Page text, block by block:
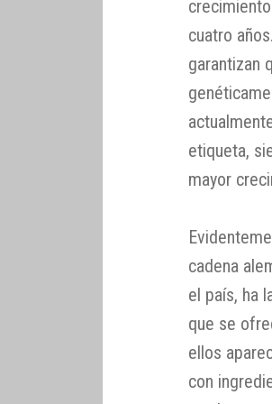
cuatro
garantizan
etiqueta,
mayor
cadena
el país, ha
que se
ellos
con